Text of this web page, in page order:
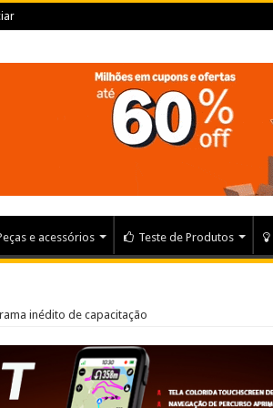
e acessórios Teste de Produtos
inédito de capacitação